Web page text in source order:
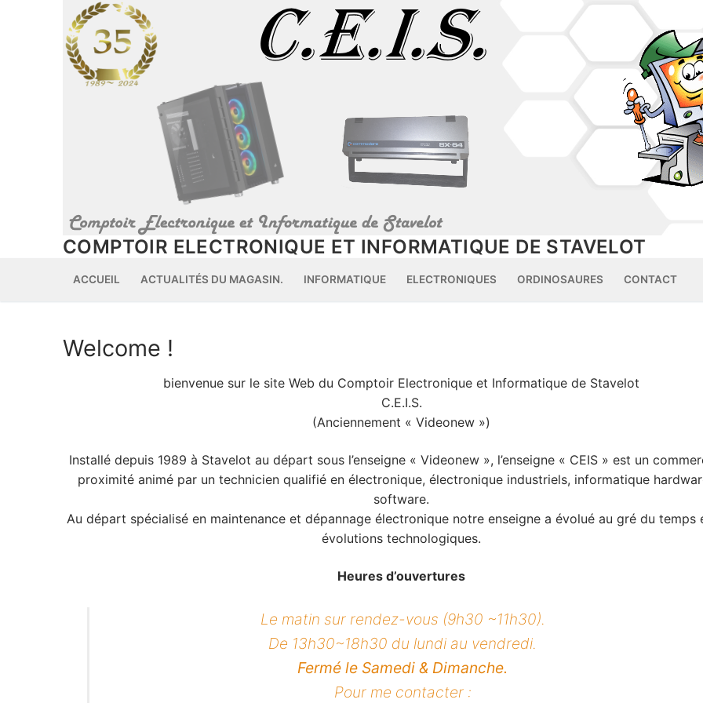
COMPTOIR ELECTRONIQUE ET INFORMATIQUE DE STAVELOT
ACCUEIL ACTUALITÉS DU MAGASIN. INFORMATIQUE ELECTRONIQUES ORDINOSAURES CONTACT
Welcome !
bienvenue sur le site Web du Comptoir Electronique et Informatique de Stavelot
C.E.I.S.
(Anciennement « Videonew »)
Installé depuis 1989 à Stavelot au départ sous l’enseigne « Videonew », l’enseigne « CEIS » est un
proximité animé par un technicien qualifié en électronique, électronique industriels, informatique
software.
Au départ spécialisé en maintenance et dépannage électronique notre enseigne a évolué au gré du temps
évolutions technologiques.
Heures d’ouvertures
Le matin sur rendez-vous (9h30 ~11h30).
De 13h30~18h30 du lundi au vendredi.
Fermé le Samedi & Dimanche.
Pour me contacter :